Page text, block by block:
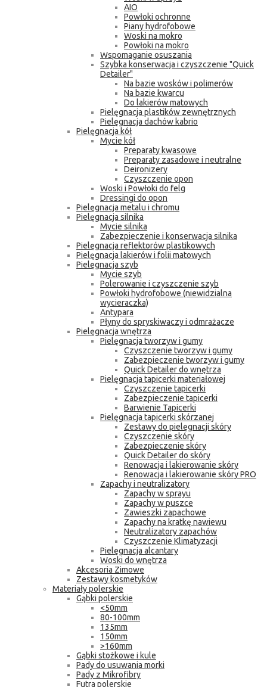
AIO
Powłoki ochronne
Piany hydrofobowe
Woski na mokro
Powłoki na mokro
Wspomaganie osuszania
Szybka konserwacja i czyszczenie "Quick
Detailer"
Na bazie wosków i polimerów
Na bazie kwarcu
Do lakierów matowych
Pielęgnacja plastików zewnętrznych
Pielęgnacja dachów kabrio
Pielęgnacja kół
Mycie kół
Preparaty kwasowe
Preparaty zasadowe i neutralne
Deironizery
Czyszczenie opon
Woski i Powłoki do felg
Dressingi do opon
Pielęgnacja metalu i chromu
Pielęgnacja silnika
Mycie silnika
Zabezpieczenie i konserwacja silnika
Pielęgnacja reflektorów plastikowych
Pielęgnacja lakierów i folii matowych
Pielęgnacja szyb
Mycie szyb
Polerowanie i czyszczenie szyb
Powłoki hydrofobowe (niewidzialna
wycieraczka)
Antypara
Płyny do spryskiwaczy i odmrażacze
Pielęgnacja wnętrza
Pielęgnacja tworzyw i gumy
Czyszczenie tworzyw i gumy
Zabezpieczenie tworzyw i gumy
Quick Detailer do wnętrza
Pielęgnacja tapicerki materiałowej
Czyszczenie tapicerki
Zabezpieczenie tapicerki
Barwienie Tapicerki
Pielęgnacja tapicerki skórzanej
Zestawy do pielęgnacji skóry
Czyszczenie skóry
Zabezpieczenie skóry
Quick Detailer do skóry
Renowacja i lakierowanie skóry
Renowacja i lakierowanie skóry PRO
Zapachy i neutralizatory
Zapachy w sprayu
Zapachy w puszce
Zawieszki zapachowe
Zapachy na kratkę nawiewu
Neutralizatory zapachów
Czyszczenie Klimatyzacji
Pielęgnacja alcantary
Woski do wnętrza
Akcesoria Zimowe
Zestawy kosmetyków
Materiały polerskie
Gąbki polerskie
<50mm
80-100mm
135mm
150mm
>160mm
Gąbki stożkowe i kule
Pady do usuwania morki
Pady z Mikrofibry
Futra polerskie